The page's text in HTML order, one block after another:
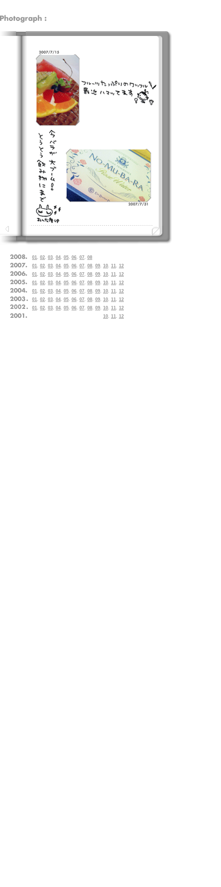
01. 02. 03. 04. 05. 06. 07. 08
01. 02. 03. 04. 05. 06. 07. 08. 09. 10. 11. 12
01. 02. 03. 04. 05. 06. 07. 08. 09. 10. 11. 12
01. 02. 03. 04. 05. 06. 07. 08. 09. 10. 11. 12
01. 02. 03. 04. 05. 06. 07. 08. 09. 10. 11. 12
01. 02. 03. 04. 05. 06. 07. 08. 09. 10. 11. 12
01. 02. 03. 04. 05. 06. 07. 08. 09. 10. 11. 12
10. 11. 12